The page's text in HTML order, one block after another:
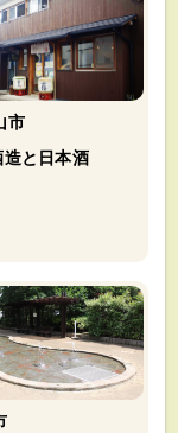
市
造と日本酒